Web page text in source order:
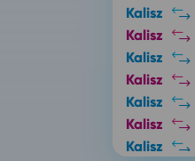
Kalisz
Kalisz
Kalisz
Kalisz
Kalisz
Kalisz
Kalisz